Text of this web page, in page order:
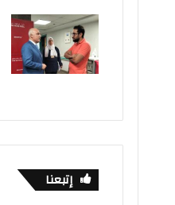
إتبعنا